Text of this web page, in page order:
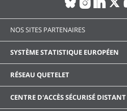
NOS SITES PARTENAIRES
SYSTÈME STATISTIQUE EUROPÉEN
RÉSEAU QUETELET
CENTRE D'ACCÈS SÉCURISÉ